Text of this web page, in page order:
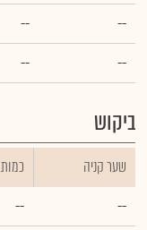
--
--
--
--
ביקוש
שער קניה כמות
--
--